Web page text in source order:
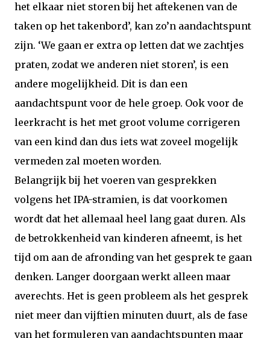
het elkaar niet storen bij het aftekenen van de
taken op het takenbord’, kan zo’n aandachtspunt
zijn. ‘We gaan er extra op letten dat we zachtjes
praten, zodat we anderen niet storen’, is een
andere mogelijkheid. Dit is dan een
aandachtspunt voor de hele groep. Ook voor de
leerkracht is het met groot volume corrigeren
van een kind dan dus iets wat zoveel mogelijk
vermeden zal moeten worden.
Belangrijk bij het voeren van gesprekken
volgens het IPA-stramien, is dat voorkomen
wordt dat het allemaal heel lang gaat duren. Als
de betrokkenheid van kinderen afneemt, is het
tijd om aan de afronding van het gesprek te gaan
denken. Langer doorgaan werkt alleen maar
averechts. Het is geen probleem als het gesprek
niet meer dan vijftien minuten duurt, als de fase
van het formuleren van aandachtspunten maar